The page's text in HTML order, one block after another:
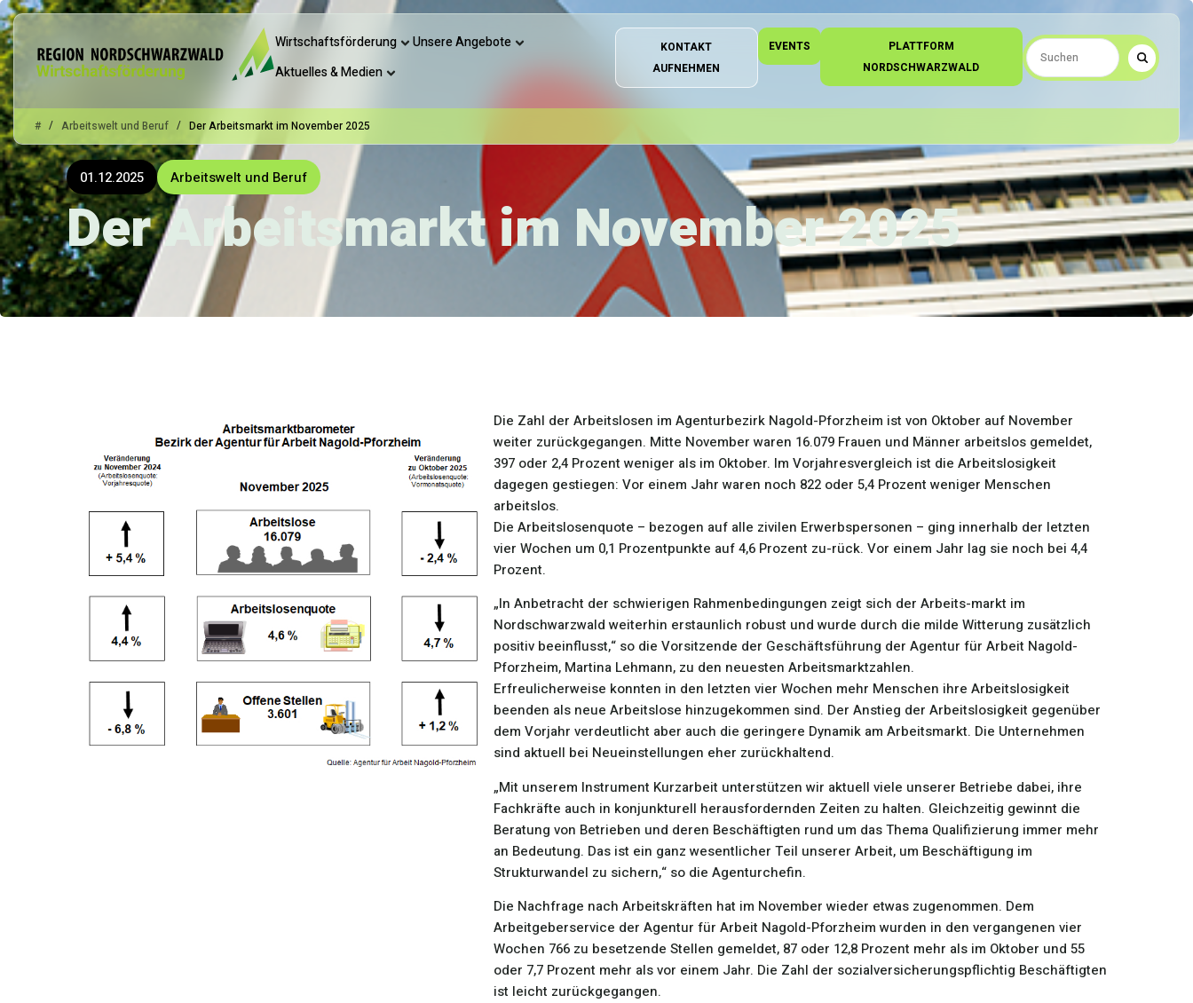
Wirtschaftsförderung
Unsere Angebote
Aktuelles & Medien
KONTAKT
AUFNEHMEN
EVENTS
PLATTFORM
NORDSCHWARZWALD
# / Arbeitswelt und Beruf / Der Arbeitsmarkt im November 2025
01.12.2025 Arbeitswelt und Beruf
Der Arbeitsmarkt im November 2025
Die Zahl der Arbeitslosen im Agenturbezirk Nagold-Pforzheim ist von Oktober auf November
weiter zurückgegangen. Mitte November waren 16.079 Frauen und Männer arbeitslos gemeldet,
397 oder 2,4 Prozent weniger als im Oktober. Im Vorjahresvergleich ist die Arbeitslosigkeit
dagegen gestiegen: Vor einem Jahr waren noch 822 oder 5,4 Prozent weniger Menschen
arbeitslos.
Die Arbeitslosenquote – bezogen auf alle zivilen Erwerbspersonen – ging innerhalb der letzten
vier Wochen um 0,1 Prozentpunkte auf 4,6 Prozent zu-rück. Vor einem Jahr lag sie noch bei 4,4
Prozent.
„In Anbetracht der schwierigen Rahmenbedingungen zeigt sich der Arbeits-markt im
Nordschwarzwald weiterhin erstaunlich robust und wurde durch die milde Witterung zusätzlich
positiv beeinflusst,“ so die Vorsitzende der Geschäftsführung der Agentur für Arbeit Nagold-
Pforzheim, Martina Lehmann, zu den neuesten Arbeitsmarktzahlen.
Erfreulicherweise konnten in den letzten vier Wochen mehr Menschen ihre Arbeitslosigkeit
beenden als neue Arbeitslose hinzugekommen sind. Der Anstieg der Arbeitslosigkeit gegenüber
dem Vorjahr verdeutlicht aber auch die geringere Dynamik am Arbeitsmarkt. Die Unternehmen
sind aktuell bei Neueinstellungen eher zurückhaltend.
„Mit unserem Instrument Kurzarbeit unterstützen wir aktuell viele unserer Betriebe dabei, ihre
Fachkräfte auch in konjunkturell herausfordernden Zeiten zu halten. Gleichzeitig gewinnt die
Beratung von Betrieben und deren Beschäftigten rund um das Thema Qualifizierung immer mehr
an Bedeutung. Das ist ein ganz wesentlicher Teil unserer Arbeit, um Beschäftigung im
Strukturwandel zu sichern,“ so die Agenturchefin.
Die Nachfrage nach Arbeitskräften hat im November wieder etwas zugenommen. Dem
Arbeitgeberservice der Agentur für Arbeit Nagold-Pforzheim wurden in den vergangenen vier
Wochen 766 zu besetzende Stellen gemeldet, 87 oder 12,8 Prozent mehr als im Oktober und 55
oder 7,7 Prozent mehr als vor einem Jahr. Die Zahl der sozialversicherungspflichtig Beschäftigten
ist leicht zurückgegangen.